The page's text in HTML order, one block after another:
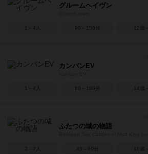
グルームヘイヴン
1～4人 90～150分 12歳～
カンバンEV
1～4人 60～180分 14歳～
ふたつの城の物語
2～7人 45～60分 10歳～